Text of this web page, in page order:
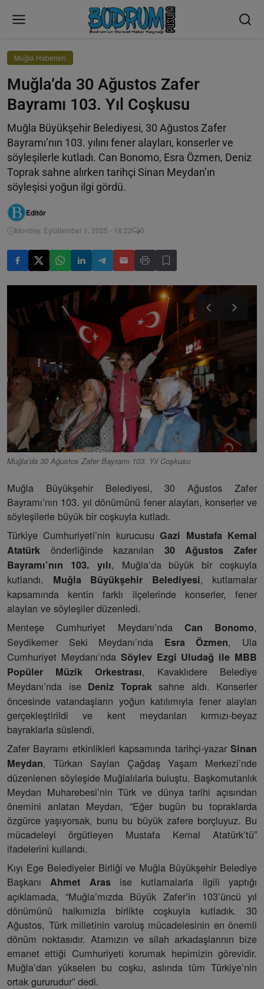
Muğla Haberleri
Muğla’da 30 Ağustos Zafer
Bayramı 103. Yıl Coşkusu
Muğla Büyükşehir Belediyesi, 30 Ağustos Zafer
Bayramı’nın 103. yılını fener alayları, konserler ve
söyleşilerle kutladı. Can Bonomo, Esra Özmen, Deniz
Toprak sahne alırken tarihçi Sinan Meydan’ın
söyleşisi yoğun ilgi gördü.
Editör
Monday, Eylültember 1, 2025 - 18:22 0
Muğla’da 30 Ağustos Zafer Bayramı 103. Yıl Coşkusu
Muğla Büyükşehir Belediyesi, 30 Ağustos Zafer
Bayramı’nın 103. yıl dönümünü fener alayları, konserler ve
söyleşilerle büyük bir coşkuyla kutladı.
Türkiye Cumhuriyeti’nin kurucusuGazi Mustafa Kemal
Atatürk önderliğinde kazanılan 30 Ağustos Zafer
Bayramı’nın 103. yılı, Muğla’da büyük bir coşkuyla
kutlandı. Muğla Büyükşehir Belediyesi, kutlamalar
kapsamında kentin farklı ilçelerinde konserler, fener
alayları ve söyleşiler düzenledi.
Menteşe Cumhuriyet Meydanı’nda Can Bonomo,
Seydikemer Seki Meydanı’nda Esra Özmen, Ula
Cumhuriyet Meydanı’nda Söylev Ezgi Uludağ ile MBB
Popüler Müzik Orkestrası, Kavaklıdere Belediye
Meydanı’nda ise Deniz Topraksahne aldı. Konserler
öncesinde vatandaşların yoğun katılımıyla fener alayları
gerçekleştirildi ve kent meydanları kırmızı-beyaz
bayraklarla süslendi.
Zafer Bayramı etkinlikleri kapsamında tarihçi-yazar Sinan
Meydan, Türkan Saylan Çağdaş Yaşam Merkezi’nde
düzenlenen söyleşide Muğlalılarla buluştu. Başkomutanlık
Meydan Muharebesi’nin Türk ve dünya tarihi açısından
önemini anlatan Meydan, “Eğer bugün bu topraklarda
özgürce yaşıyorsak, bunu bu büyük zafere borçluyuz. Bu
mücadeleyi örgütleyen Mustafa Kemal Atatürk’tü”
ifadelerini kullandı.
Kıyı Ege Belediyeler Birliği ve Muğla Büyükşehir Belediye
BaşkanıAhmet Arasise kutlamalarla ilgili yaptığı
açıklamada, “Muğla’mızda Büyük Zafer’in 103’üncü yıl
dönümünü halkımızla birlikte coşkuyla kutladık. 30
Ağustos, Türk milletinin varoluş mücadelesinin en önemli
dönüm noktasıdır. Atamızın ve silah arkadaşlarının bize
emanet ettiği Cumhuriyeti korumak hepimizin görevidir.
Muğla’dan yükselen bu coşku, aslında tüm Türkiye’nin
ortak gururudur” dedi.